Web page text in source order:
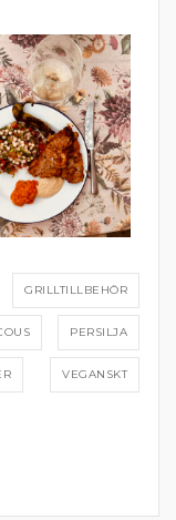
GRILLTILLBEHÖR
PERSILJA
VEGANSKT